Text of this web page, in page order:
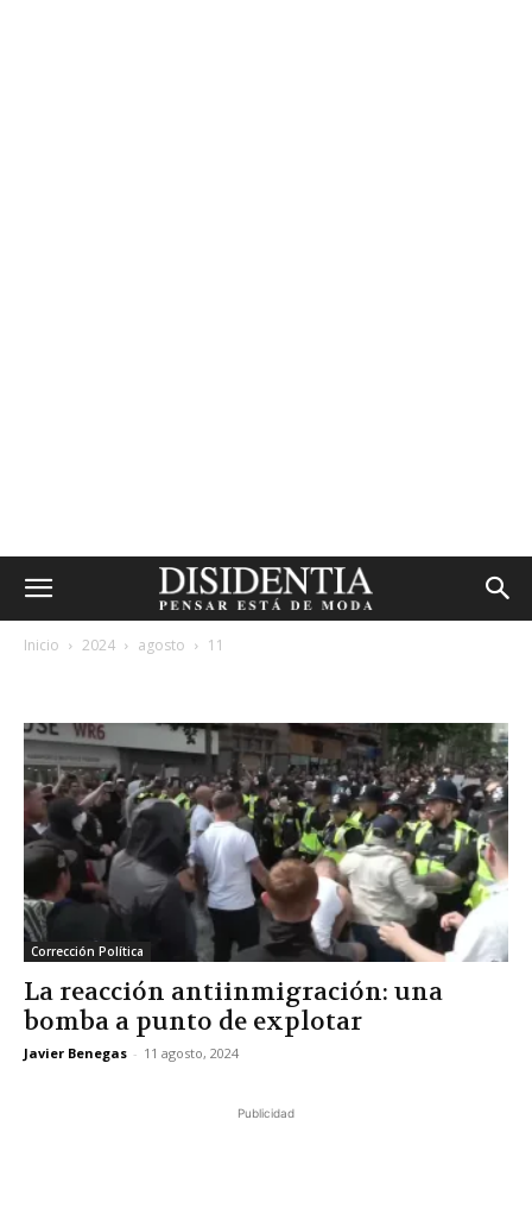
Inicio 2024 agosto 11
Corrección Política
La reacción antiinmigración: una
bomba a punto de explotar
Javier Benegas - 11 agosto, 2024
Publicidad